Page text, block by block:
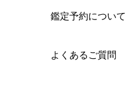
鑑定予約について
よくあるご質問